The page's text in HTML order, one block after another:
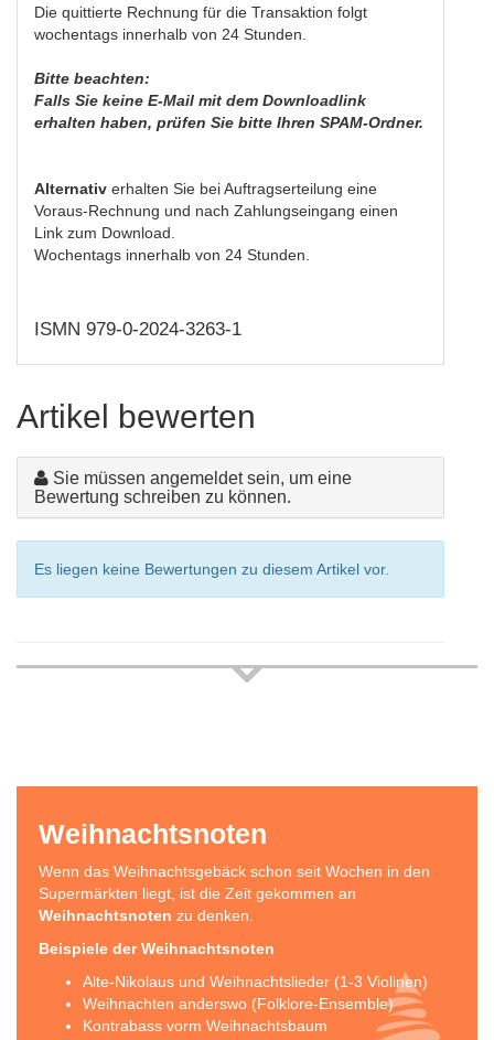
Die quittierte Rechnung für die Transaktion folgt
wochentags innerhalb von 24 Stunden.
Bitte beachten:
Falls Sie keine E-Mail mit dem Downloadlink
erhalten haben, prüfen Sie bitte Ihren SPAM-Ordner.
Alternativ erhalten Sie bei Auftragserteilung eine
Voraus-Rechnung und nach Zahlungseingang einen
Link zum Download.
Wochentags innerhalb von 24 Stunden.
ISMN 979-0-2024-3263-1
Artikel bewerten
Sie müssen angemeldet sein, um eine
Bewertung schreiben zu können.
Es liegen keine Bewertungen zu diesem Artikel vor.
Weihnachtsnoten
Wenn das Weihnachtsgebäck schon seit Wochen in den
Supermärkten liegt, ist die Zeit gekommen an
Weihnachtsnoten zu denken.
Beispiele der Weihnachtsnoten
Alte-Nikolaus und Weihnachtslieder (1-3 Violinen)
Weihnachten anderswo (Folklore-Ensemble)
Kontrabass vorm Weihnachtsbaum